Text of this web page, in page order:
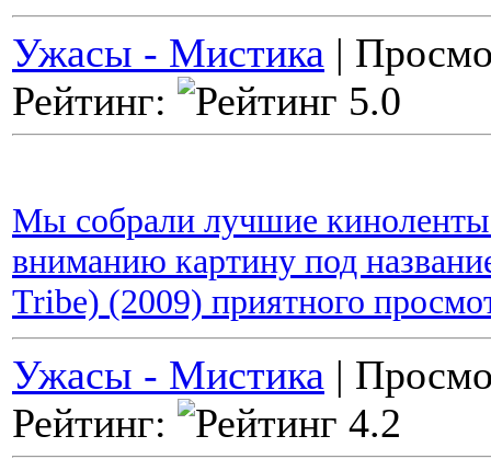
Ужасы - Мистика |
Рейтинг:
Мы собрали лучшие киноленты
вниманию картину под
Tribe) (2009) приятного
Ужасы - Мистика |
Рейтинг: